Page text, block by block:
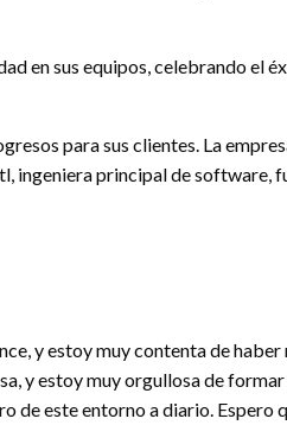
en sus equipos, celebrando el
para sus clientes. La
ingeniera principal de software,
y estoy muy contenta de
y estoy muy orgullosa de
este entorno a diario. Espero